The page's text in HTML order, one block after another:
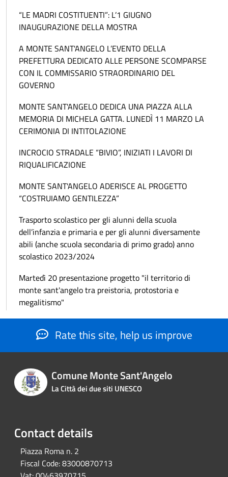
“LE MADRI COSTITUENTI”: L’1 GIUGNO
INAUGURAZIONE DELLA MOSTRA
A MONTE SANT'ANGELO L’EVENTO DELLA
PREFETTURA DEDICATO ALLE PERSONE SCOMPARSE
CON IL COMMISSARIO STRAORDINARIO DEL
GOVERNO
MONTE SANT'ANGELO DEDICA UNA PIAZZA ALLA
MEMORIA DI MICHELA GATTA. LUNEDÌ 11 MARZO LA
CERIMONIA DI INTITOLAZIONE
INCROCIO STRADALE “BIVIO”, INIZIATI I LAVORI DI
RIQUALIFICAZIONE
MONTE SANT'ANGELO ADERISCE AL PROGETTO
“COSTRUIAMO GENTILEZZA”
Trasporto scolastico per gli alunni della scuola
dell’infanzia e primaria e per gli alunni diversamente
abili (anche scuola secondaria di primo grado) anno
scolastico 2023/2024
Martedì 20 presentazione progetto "il territorio di
monte sant'angelo tra preistoria, protostoria e
megalitismo"
Rate this site, help us improve
Comune Monte Sant'Angelo
La Città dei due siti UNESCO
Contact details
Piazza Roma n. 2
Fiscal Code:83000870713